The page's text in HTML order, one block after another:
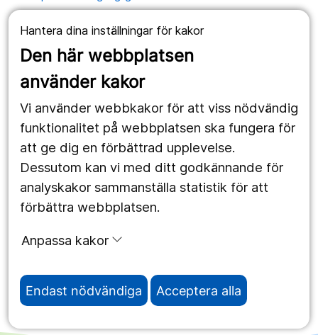
Hantera dina inställningar för kakor
Den här webbplatsen
använder kakor
Vi använder webbkakor för att viss nödvändig
funktionalitet på webbplatsen ska fungera för
att ge dig en förbättrad upplevelse.
Dessutom kan vi med ditt godkännande för
analyskakor sammanställa statistik för att
förbättra webbplatsen.
Anpassa kakor
Endast nödvändiga Acceptera alla
Våra webbplatser
1177.se
Region Örebro län
Följ oss
Facebook